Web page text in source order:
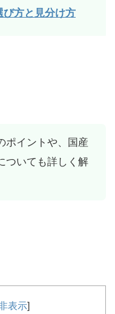
び方と見分け方
ポイントや、国産
ついても詳しく解
表示]